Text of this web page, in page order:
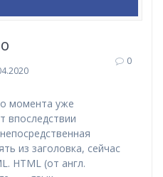
0
момента уже
впоследствии
из заголовка, сейчас
HTML (от англ.